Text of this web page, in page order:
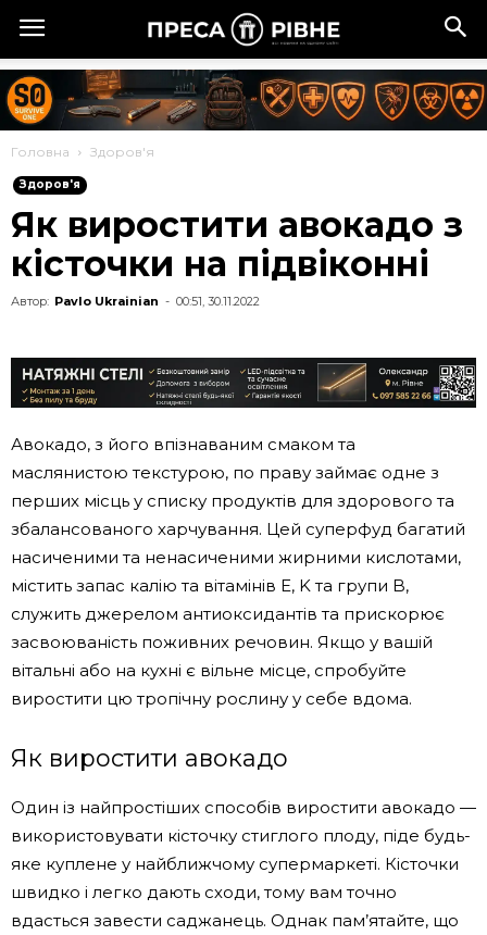
Головна Здоров'я
Здоров'я
Як виростити авокадо з
кісточки на підвіконні
Автор: Pavlo Ukrainian - 00:51, 30.11.2022
Авокадо, з його впізнаваним смаком та
маслянистою текстурою, по праву займає одне з
перших місць у списку продуктів для здорового та
збалансованого харчування. Цей суперфуд багатий
насиченими та ненасиченими жирними кислотами,
містить запас калію та вітамінів E, K та групи B,
служить джерелом антиоксидантів та прискорює
засвоюваність поживних речовин. Якщо у вашій
вітальні або на кухні є вільне місце, спробуйте
виростити цю тропічну рослину у себе вдома.
Як виростити авокадо
Один із найпростіших способів виростити авокадо —
використовувати кісточку стиглого плоду, піде будь-
яке куплене у найближчому супермаркеті. Кісточки
швидко і легко дають сходи, тому вам точно
вдасться завести саджанець. Однак пам’ятайте, що